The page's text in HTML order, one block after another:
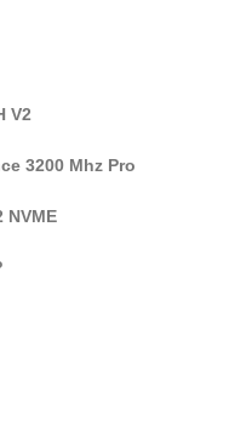
V2
3200 Mhz Pro
NVME